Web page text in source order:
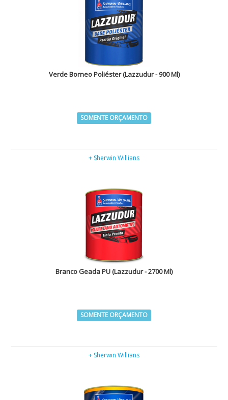
Verde Borneo Poliéster (Lazzudur - 900 Ml)
SOMENTE ORÇAMENTO
+ Sherwin Willians
Branco Geada PU (Lazzudur - 2700 Ml)
SOMENTE ORÇAMENTO
+ Sherwin Willians